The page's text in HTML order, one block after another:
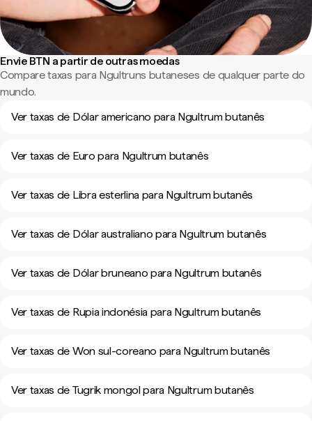
Envie BTN a partir de outras moedas
Compare taxas para Ngultruns butaneses de qualquer parte do
mundo.
Ver taxas de Dólar americano para Ngultrum butanês
Ver taxas de Euro para Ngultrum butanês
Ver taxas de Libra esterlina para Ngultrum butanês
Ver taxas de Dólar australiano para Ngultrum butanês
Ver taxas de Dólar bruneano para Ngultrum butanês
Ver taxas de Rupia indonésia para Ngultrum butanês
Ver taxas de Won sul-coreano para Ngultrum butanês
Ver taxas de Tugrik mongol para Ngultrum butanês